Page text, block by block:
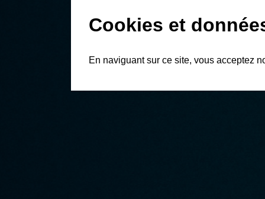
Cookies et
En naviguant sur ce site, vous acceptez